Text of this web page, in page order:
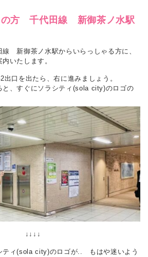
の方 千代田線 新御茶ノ水駅
線 新御茶ノ水駅からいらっしゃる方に、
いたします。
口を出たら、右に進みましょう。
と、すぐにソラシティ(sola city)のロゴの
↓↓↓↓
ティ(sola city)のロゴが.. もはや迷いよう